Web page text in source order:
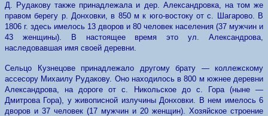
Д. Рудакову также принадлежала и дер. Александровка, на том же
правом берегу р. Донховки, в 850 м к юго-востоку от с. Шагарово. В
1806 г. здесь имелось 13 дворов и 80 человек населения (37 мужчин и
43 женщины). В настоящее время это ул. Александрова,
наследовавшая имя своей деревни.
Сельцо Кузнецове принадлежало другому брату — коллежскому
ассесору Михаилу Рудакову. Оно находилось в 800 м южнее деревни
Александрова, на дороге от с. Никольское до с. Гора (ныне —
Дмитрова Гора), у живописной излучины Донховки. В нем имелось 6
дворов и 37 человек (17 мужчин и 20 женщин). Хозяйское строение